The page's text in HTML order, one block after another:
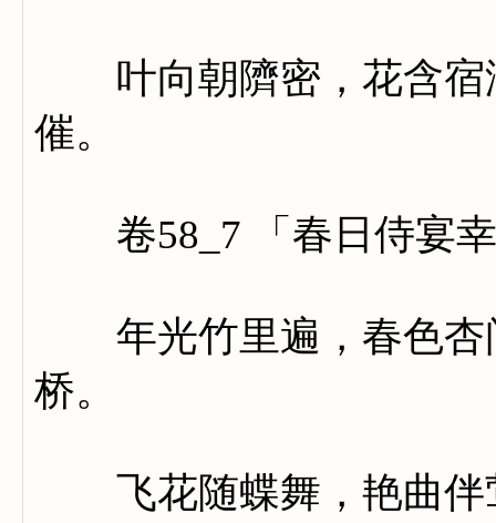
叶向朝隮密，花含宿
催。
卷58_7 「春日侍宴幸
年光竹里遍，春色杏
桥。
飞花随蝶舞，艳曲伴